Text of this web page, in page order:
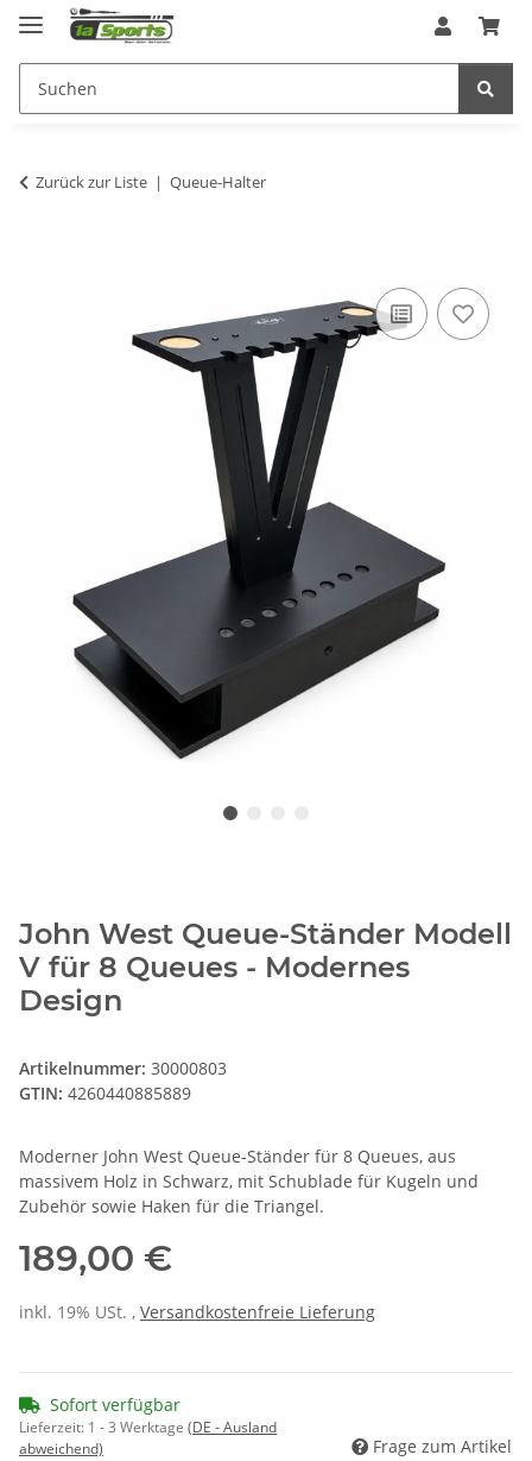
Zurück zur Liste Queue-Halter
John West Queue-Ständer Modell
V für 8 Queues - Modernes
Design
Artikelnummer: 30000803
GTIN: 4260440885889
Moderner John West Queue-Ständer für 8 Queues, aus
massivem Holz in Schwarz, mit Schublade für Kugeln und
Zubehör sowie Haken für die Triangel.
189,00 €
inkl. 19% USt. , Versandkostenfreie Lieferung
Sofort verfügbar
Lieferzeit: 1 - 3 Werktage (DE - Ausland
abweichend)
Frage zum Artikel